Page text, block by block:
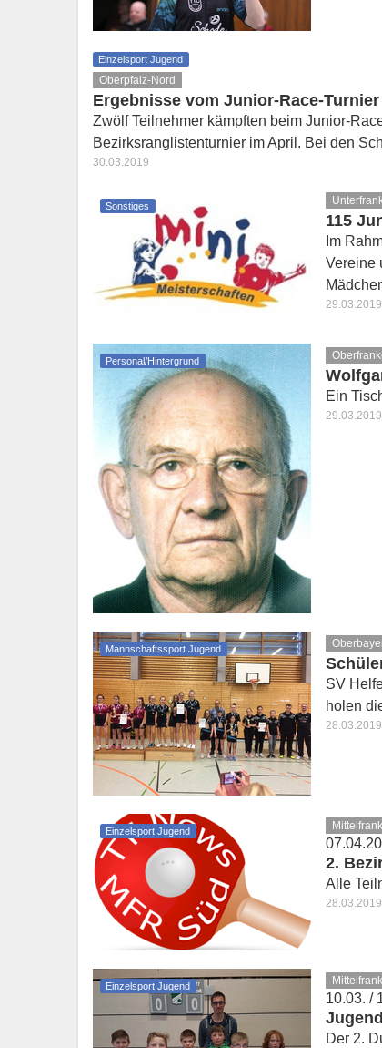
Einzelsport Jugend
Oberpfalz-Nord
Ergebnisse vom Junior-Race-Turnier
Zwölf Teilnehmer kämpften beim Junior-
Bezirksranglistenturnier im April. Bei den
30.03.2019
Sonstiges
115
Im
Vereine
29.03.2019
Personal/Hintergrund
Ein
29.03.2019
Mannschaftssport Jugend
SV
holen
28.03.2019
Einzelsport Jugend
2.
Alle
28.03.2019
Einzelsport Jugend
10.03. /
Der 2.